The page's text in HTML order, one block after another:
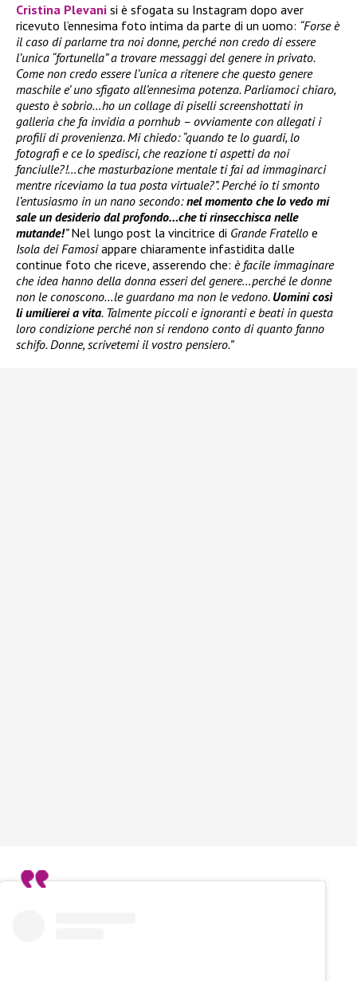
Cristina Plevani si è sfogata su Instagram dopo aver
ricevuto l’ennesima foto intima da parte di un uomo: “Forse è
il caso di parlarne tra noi donne, perché non credo di essere
l’unica “fortunella” a trovare messaggi del genere in privato.
Come non credo essere l’unica a ritenere che questo genere
maschile e’ uno sfigato all’ennesima potenza. Parliamoci chiaro,
questo è sobrio…ho un collage di piselli screenshottati in
galleria che fa invidia a pornhub – ovviamente con allegati i
profili di provenienza. Mi chiedo: “quando te lo guardi, lo
fotografi e ce lo spedisci, che reazione ti aspetti da noi
fanciulle?!…che masturbazione mentale ti fai ad immaginarci
mentre riceviamo la tua posta virtuale?”. Perché io ti smonto
l’entusiasmo in un nano secondo:nel momento che lo vedo mi
sale un desiderio dal profondo…che ti rinsecchisca nelle
mutande!”Nel lungo post la vincitrice di Grande Fratello e
Isola dei Famosiappare chiaramente infastidita dalle
continue foto che riceve, asserendo che: è facile immaginare
che idea hanno della donna esseri del genere…perché le donne
non le conoscono…le guardano ma non le vedono. Uomini così
li umilierei a vita. Talmente piccoli e ignoranti e beati in questa
loro condizione perché non si rendono conto di quanto fanno
schifo. Donne, scrivetemi il vostro pensiero.”